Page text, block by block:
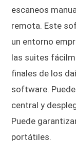
escaneos
remota. Este
un entorno
las suites
finales de los
software.
central y
Puede
portátiles.